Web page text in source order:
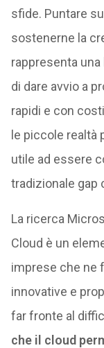
sfide. Puntare
sostenerne la
rappresenta
di dare avvio a
rapidi e con
le piccole realtà
utile ad essere
tradizionale gap
La ricerca
Cloud è un
imprese che ne
innovative e
far fronte al
che il cloud